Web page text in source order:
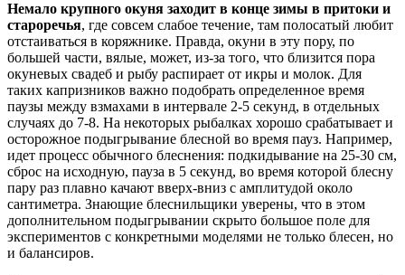
Немало крупного окуня заходит в конце зимы в притоки и
староречья, где совсем слабое течение, там полосатый любит
отстаиваться в коряжнике. Правда, окуни в эту пору, по
большей части, вялые, может, из-за того, что близится пора
окуневых свадеб и рыбу распирает от икры и молок. Для
таких капризников важно подобрать определенное время
паузы между взмахами в интервале 2-5 секунд, в отдельных
случаях до 7-8. На некоторых рыбалках хорошо срабатывает и
осторожное подыгрывание блесной во время пауз. Например,
идет процесс обычного блеснения: подкидывание на 25-30 см,
сброс на исходную, пауза в 5 секунд, во время которой блесну
пару раз плавно качают вверх-вниз с амплитудой около
сантиметра. Знающие блеснильщики уверены, что в этом
дополнительном подыгрывании скрыто большое поле для
экспериментов с конкретными моделями не только блесен, но
и балансиров.